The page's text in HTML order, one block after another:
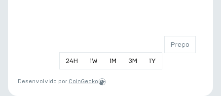
24H 1W 1M 3M 1Y
Preço
Desenvolvido por CoinGecko